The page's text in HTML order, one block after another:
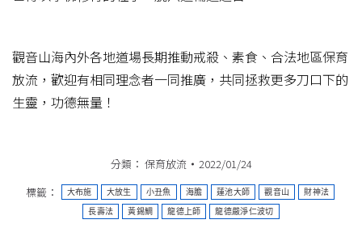
觀音山海內外各地道場長期推動戒殺、素食、合法地區保育
放流，歡迎有相同理念者一同推廣，共同拯救更多刀口下的
生靈，功德無量！
分類： 保育放流
2022/01/24
標籤：
大布施 大放生 小丑魚 海膽 蓮池大師 觀音山 財神法
長壽法 黃錫鯛 龍德上師 龍德嚴淨仁波切